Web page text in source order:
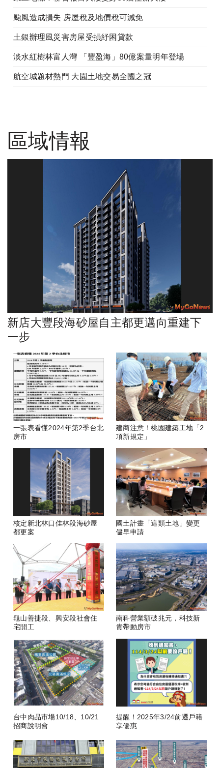
颱風造成損失 房屋稅及地價稅可減免
土銀辦理風災害房屋受損紓困貸款
淡水紅樹林富人灣 「豐盈海」80億案量明年登場
航空城題材熱門 大園土地交易全國之冠
區域情報
新店大豐段海砂屋自主都更邁向重建下
一步
一張表看懂2024年第2季台北
房市
建商注意！桃園建築工地「2
項新規定」
核定新北林口佳林段海砂屋
都更案
國土計畫「這類土地」變更
儘早申請
龜山善捷段、興安段社會住
宅開工
南科營業額破兆元，科技新
貴帶動房市
台中肉品市場10/18、10/21
招商說明會
提醒！2025年3/24前遷戶籍
享優惠